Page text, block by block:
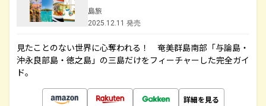
島旅
2025.12.11 発売
見たことのない世界に心奪われる！ 奄美群島南部「与論島・
沖永良部島・徳之島」の三島だけをフィーチャーした完全ガイ
ド。
詳細を見る